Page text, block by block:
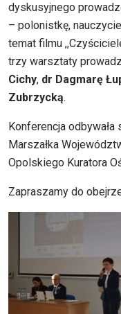
dyskusyjnego
– polonistkę,
temat filmu
trzy warsztaty
Cichy, dr Dagmarę
Zubrzycką.
Konferencja
Marszałka
Opolskiego Kuratora
Zapraszamy do